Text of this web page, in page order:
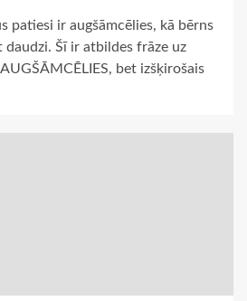
patiesi ir augšāmcēlies, kā bērns
Šī ir atbildes frāze uz
bet izšķirošais